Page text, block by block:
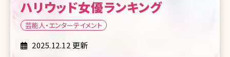
ハリウッド女優ランキング
芸能人・エンターテイメント
2025.12.12 更新